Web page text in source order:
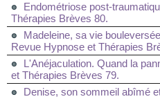
Endométriose post-
Thérapies Brèves 80.
Madeleine, sa vie
Revue Hypnose et Thérapies
L'Anéjaculation. Quand la
et Thérapies Brèves 79.
Denise, son sommeil abîmé